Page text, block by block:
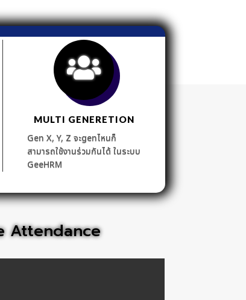
MULTI GENERETION
Gen X, Y, Z จะgenไหนก็
สามารถใช้งานร่วมกันได้ ในระบบ
GeeHRM
Attendance